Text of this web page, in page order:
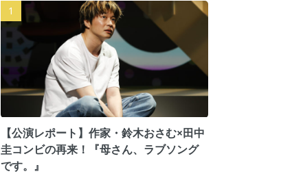
【公演レポート】作家・鈴木おさむ×田中
圭コンビの再来！『母さん、ラブソング
です。』